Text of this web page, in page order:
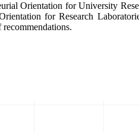
Orientation for University
for Research